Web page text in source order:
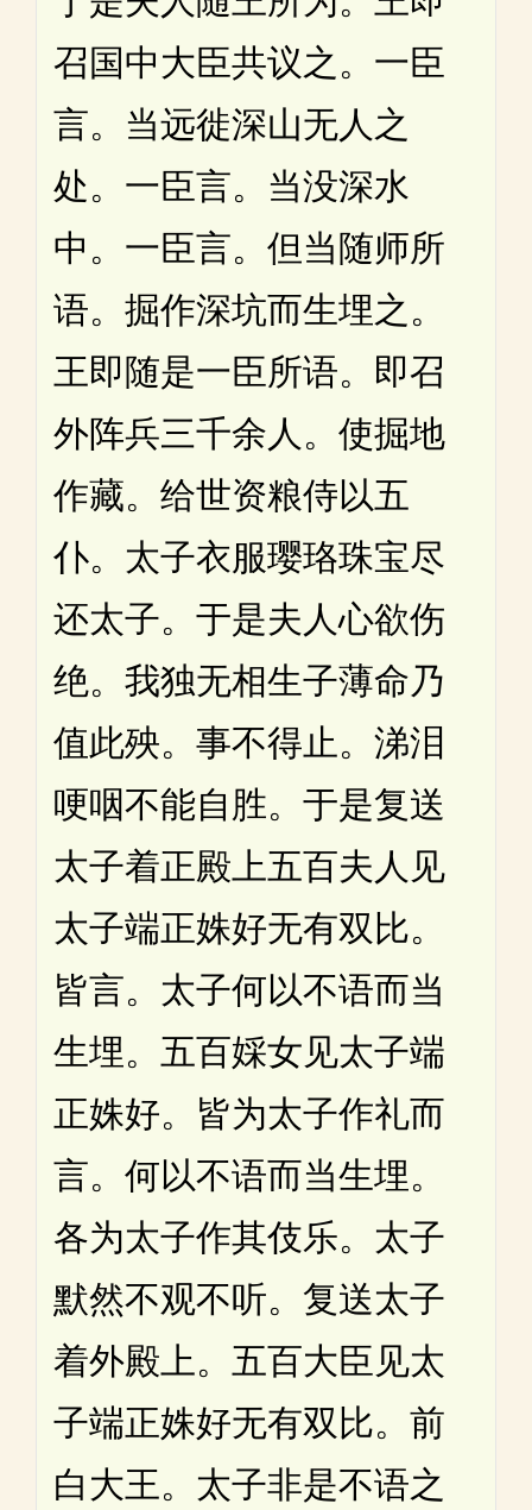
召国中大臣共议之。一臣
言。当远徙深山无人之
处。一臣言。当没深水
中。一臣言。但当随师所
语。掘作深坑而生埋之。
王即随是一臣所语。即召
外阵兵三千余人。使掘地
作藏。给世资粮侍以五
仆。太子衣服璎珞珠宝尽
还太子。于是夫人心欲伤
绝。我独无相生子薄命乃
值此殃。事不得止。涕泪
哽咽不能自胜。于是复送
太子着正殿上五百夫人见
太子端正姝好无有双比。
皆言。太子何以不语而当
生埋。五百婇女见太子端
正姝好。皆为太子作礼而
言。何以不语而当生埋。
各为太子作其伎乐。太子
默然不观不听。复送太子
着外殿上。五百大臣见太
子端正姝好无有双比。前
白大王。太子非是不语之